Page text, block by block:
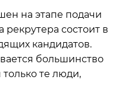
на этапе подачи
состоит в
кандидатов.
большинство
только те люди,